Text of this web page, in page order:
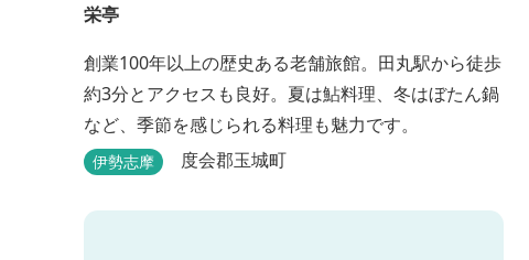
栄亭
創業100年以上の歴史ある老舗旅館。田丸駅から徒歩
約3分とアクセスも良好。夏は鮎料理、冬はぼたん鍋
など、季節を感じられる料理も魅力です。
伊勢志摩 度会郡玉城町